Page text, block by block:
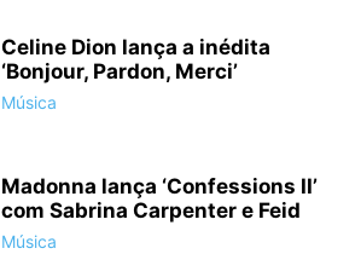
Celine Dion lança a inédita
‘Bonjour, Pardon, Merci’
Música
Madonna lança ‘Confessions II’
com Sabrina Carpenter e Feid
Música